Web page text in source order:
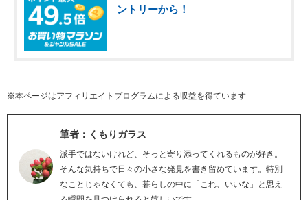
ントリーから！
※本ページはアフィリエイトプログラムによる収益を得ています
筆者：くもりガラス
派手ではないけれど、そっと寄り添ってくれるものが好き。
そんな気持ちで日々の小さな発見を書き留めています。特別
なことじゃなくても、暮らしの中に「これ、いいな」と思え